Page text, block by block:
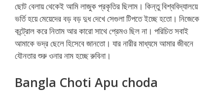
ছোট বেলায় থেকেই আমি লাজুক প্রকৃতির ছিলাম। কিন্তু বিশ্ববিদ্যালয়ে
ভর্তি হয়ে মেয়েদের বড় বড় দুধ দেখে সেগুলা টিপতে ইচ্ছে হতো। নিজেকে
কন্ট্রোল করে নিতাম আর কারো সাথে প্রেমও ছিল না। পরিচিত সবাই
আমাকে ভদ্র ছেলে হিসেবে জানতো। যার নারীর মাধ্যমে আমার জীবনে
যৌনতার শুরু ওনার নাম হচ্ছে রুবিনা।
Bangla Choti Apu choda